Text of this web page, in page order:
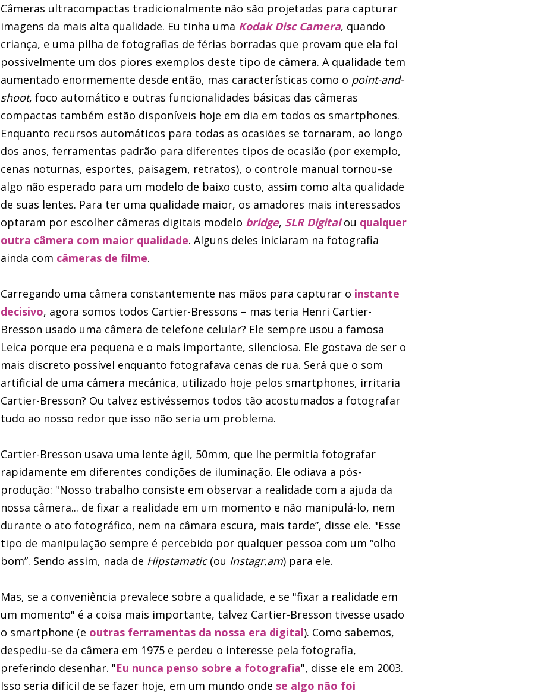
Câmeras ultracompactas tradicionalmente não são projetadas para capturar
imagens da mais alta qualidade. Eu tinha uma Kodak Disc Camera, quando
criança, e uma pilha de fotografias de férias borradas que provam que ela foi
possivelmente um dos piores exemplos deste tipo de câmera. A qualidade tem
aumentado enormemente desde então, mas características como o point-and-
shoot, foco automático e outras funcionalidades básicas das câmeras
compactas também estão disponíveis hoje em dia em todos os smartphones.
Enquanto recursos automáticos para todas as ocasiões se tornaram, ao longo
dos anos, ferramentas padrão para diferentes tipos de ocasião (por exemplo,
cenas noturnas, esportes, paisagem, retratos), o controle manual tornou-se
algo não esperado para um modelo de baixo custo, assim como alta qualidade
de suas lentes. Para ter uma qualidade maior, os amadores mais interessados
optaram por escolher câmeras digitais modelo bridge, SLR Digitalou qualquer
outra câmera com maior qualidade. Alguns deles iniciaram na fotografia
ainda com câmeras de filme.
Carregando uma câmera constantemente nas mãos para capturar o instante
decisivo, agora somos todos Cartier-Bressons – mas teria Henri Cartier-
Bresson usado uma câmera de telefone celular? Ele sempre usou a famosa
Leica porque era pequena e o mais importante, silenciosa. Ele gostava de ser o
mais discreto possível enquanto fotografava cenas de rua. Será que o som
artificial de uma câmera mecânica, utilizado hoje pelos smartphones, irritaria
Cartier-Bresson? Ou talvez estivéssemos todos tão acostumados a fotografar
tudo ao nosso redor que isso não seria um problema.
Cartier-Bresson usava uma lente ágil, 50mm, que lhe permitia fotografar
rapidamente em diferentes condições de iluminação. Ele odiava a pós-
produção: "Nosso trabalho consiste em observar a realidade com a ajuda da
nossa câmera... de fixar a realidade em um momento e não manipulá-lo, nem
durante o ato fotográfico, nem na câmara escura, mais tarde”, disse ele. "Esse
tipo de manipulação sempre é percebido por qualquer pessoa com um “olho
bom”. Sendo assim, nada de Hipstamatic(ou Instagr.am) para ele.
Mas, se a conveniência prevalece sobre a qualidade, e se "fixar a realidade em
um momento" é a coisa mais importante, talvez Cartier-Bresson tivesse usado
o smartphone (e outras ferramentas da nossa era digital). Como sabemos,
despediu-se da câmera em 1975 e perdeu o interesse pela fotografia,
preferindo desenhar. "Eu nunca penso sobre a fotografia", disse ele em 2003.
Isso seria difícil de se fazer hoje, em um mundo onde se algo não foi